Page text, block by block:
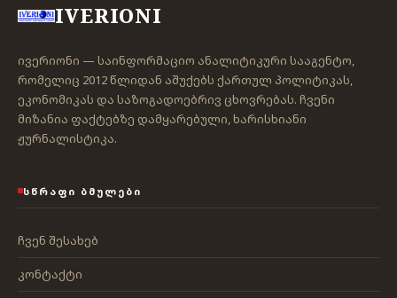
IVERIONI
ივერიონი — საინფორმაციო ანალიტიკური სააგენტო,
რომელიც 2012 წლიდან აშუქებს ქართულ პოლიტიკას,
ეკონომიკას და საზოგადოებრივ ცხოვრებას. ჩვენი
მიზანია ფაქტებზე დამყარებული, ხარისხიანი
ჟურნალისტიკა.
ᲡᲬᲠᲐᲤᲘ ᲑᲛᲣᲚᲔᲑᲘ
ჩვენ შესახებ
კონტაქტი